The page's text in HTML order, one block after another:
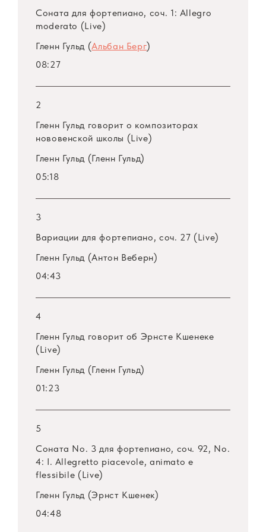
пианиста. Магнитная лента, запечатлевшая
моменты живого общения Гульда с русской
аудиторией, является ценнейшим
Соната для фортепиано, соч. 1: Allegro
moderato (Live)
Гленн Гульд (Альбан Берг)
08:27
2
Гленн Гульд говорит о композиторах
нововенской школы (Live)
Гленн Гульд (Гленн Гульд)
05:18
3
Вариации для фортепиано, соч. 27 (Live)
Гленн Гульд (Антон Веберн)
04:43
4
Гленн Гульд говорит об Эрнсте Кшенеке
(Live)
Гленн Гульд (Гленн Гульд)
01:23
5
Соната No. 3 для фортепиано, соч. 92, No.
4: I. Allegretto piacevole, animato e
flessibile (Live)
Гленн Гульд (Эрнст Кшенек)
04:48